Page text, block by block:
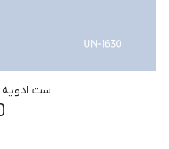
ست ادویه 6تایی شیشه گرد